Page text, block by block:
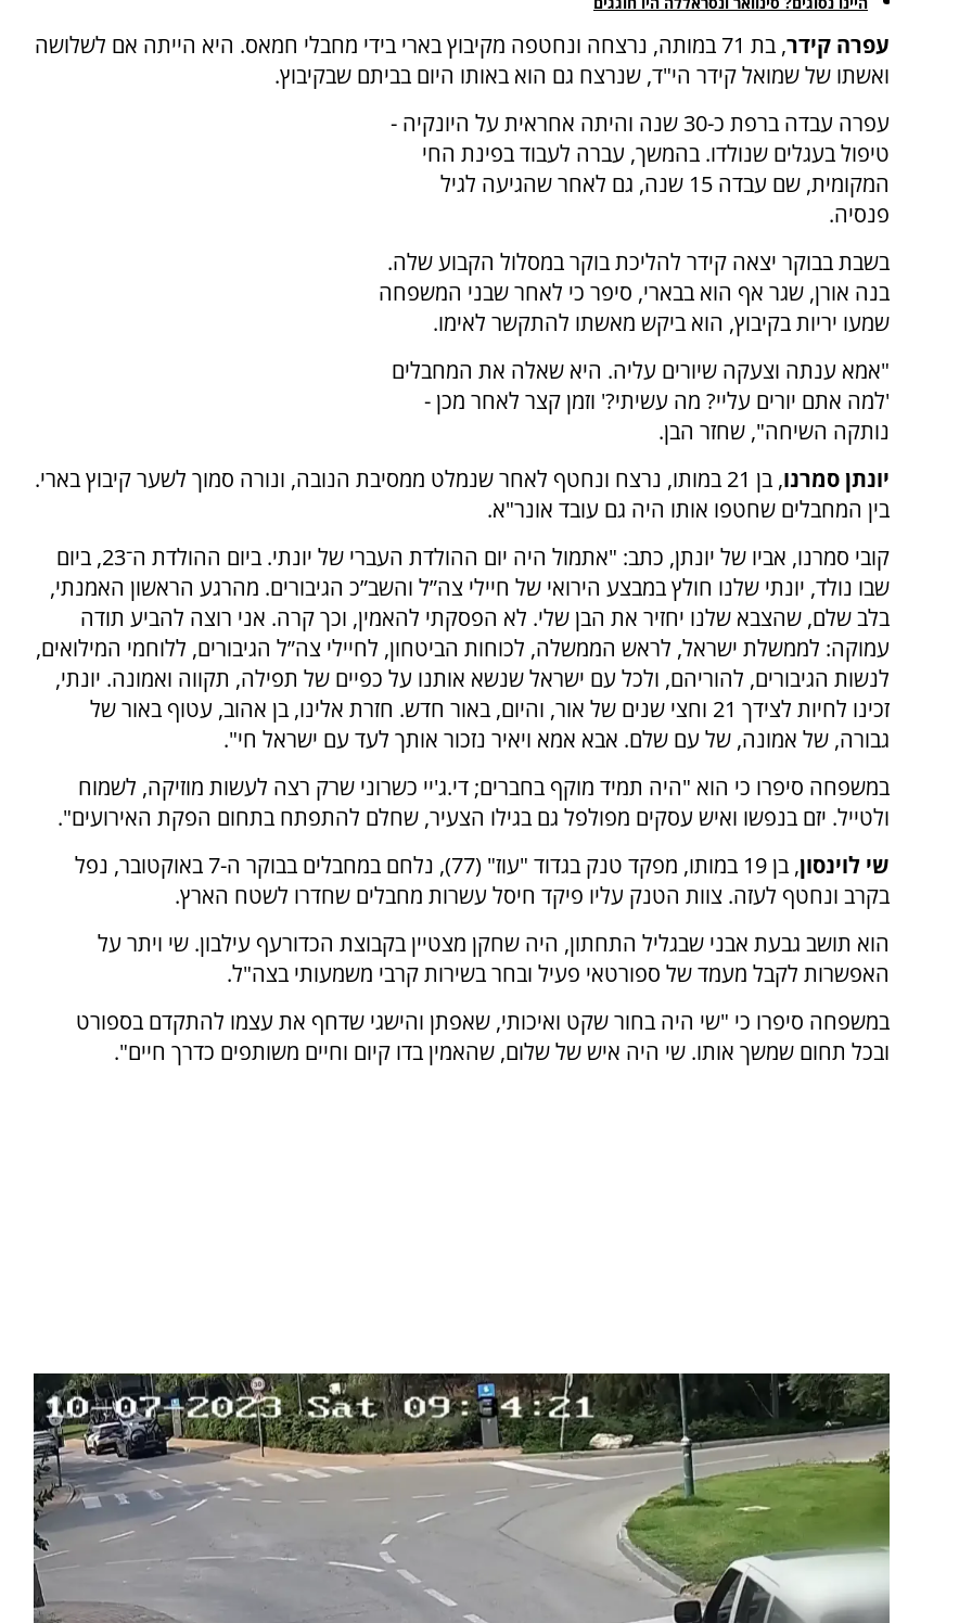
עפרה קידר
, בת 71 במותה, נרצחה ונחטפה מקיבוץ בארי בידי מחבלי חמאס. היא הייתה אם לשלושה
ואשתו של שמואל קידר הי"ד, שנרצח גם הוא באותו היום בביתם שבקיבוץ.
עפרה עבדה ברפת כ-30 שנה והיתה אחראית על היונקיה -
טיפול בעגלים שנולדו. בהמשך, עברה לעבוד בפינת החי
המקומית, שם עבדה 15 שנה, גם לאחר שהגיעה לגיל
פנסיה.
בשבת בבוקר יצאה קידר להליכת בוקר במסלול הקבוע שלה.
בנה אורן, שגר אף הוא בבארי, סיפר כי לאחר שבני המשפחה
שמעו יריות בקיבוץ, הוא ביקש מאשתו להתקשר לאימו.
"אמא ענתה וצעקה שיורים עליה. היא שאלה את המחבלים
'למה אתם יורים עליי? מה עשיתי?' וזמן קצר לאחר מכן -
נותקה השיחה", שחזר הבן.
יונתן סמרנו
, בן 21 במותו, נרצח ונחטף לאחר שנמלט ממסיבת הנובה, ונורה סמוך לשער קיבוץ בארי.
בין המחבלים שחטפו אותו היה גם עובד אונר"א.
קובי סמרנו, אביו של יונתן, כתב: "אתמול היה יום ההולדת העברי של יונתי. ביום ההולדת ה־23, ביום
שבו נולד, יונתי שלנו חולץ במבצע הירואי של חיילי צה”ל והשב”כ הגיבורים. מהרגע הראשון האמנתי,
בלב שלם, שהצבא שלנו יחזיר את הבן שלי. לא הפסקתי להאמין, וכך קרה. אני רוצה להביע תודה
עמוקה: לממשלת ישראל, לראש הממשלה, לכוחות הביטחון, לחיילי צה”ל הגיבורים, ללוחמי המילואים,
לנשות הגיבורים, להוריהם, ולכל עם ישראל שנשא אותנו על כפיים של תפילה, תקווה ואמונה. יונתי,
זכינו לחיות לצידך 21 וחצי שנים של אור, והיום, באור חדש. חזרת אלינו, בן אהוב, עטוף באור של
גבורה, של אמונה, של עם שלם. אבא אמא ויאיר נזכור אותך לעד עם ישראל חי".
במשפחה סיפרו כי הוא "היה תמיד מוקף בחברים; די.ג'יי כשרוני שרק רצה לעשות מוזיקה, לשמוח
ולטייל. יזם בנפשו ואיש עסקים מפולפל גם בגילו הצעיר, שחלם להתפתח בתחום הפקת האירועים".
שי לוינסון
, בן 19 במותו, מפקד טנק בגדוד "עוז" (77), נלחם במחבלים בבוקר ה-7 באוקטובר, נפל
בקרב ונחטף לעזה. צוות הטנק עליו פיקד חיסל עשרות מחבלים שחדרו לשטח הארץ.
הוא תושב גבעת אבני שבגליל התחתון, היה שחקן מצטיין בקבוצת הכדורעף עילבון. שי ויתר על
האפשרות לקבל מעמד של ספורטאי פעיל ובחר בשירות קרבי משמעותי בצה"ל.
במשפחה סיפרו כי "שי היה בחור שקט ואיכותי, שאפתן והישגי שדחף את עצמו להתקדם בספורט
ובכל תחום שמשך אותו. שי היה איש של שלום, שהאמין בדו קיום וחיים משותפים כדרך חיים".